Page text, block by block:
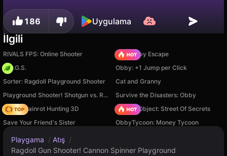
186 Uygulama
İlgili
RIVALS FPS: Online Shooter
Your Obby Escape
H.O.G.S.
Obby: +1 Jump per Click
Sorter: Ragdoll Playground Shooter
Cat and Granny
Playground Shooter! Shotgun vs. Ragdolls!
Survive the Disasters: Obby
Italian Brainrot Hunting 3D
Hidden Object: Street Of Secrets
Save Your Friend's Sister
ObbyTycoon: Money Tycoon
Playgama / Atış /
Ragdoll Gun Shooter! Cannon Spinner Playground